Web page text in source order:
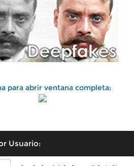
para abrir ventana completa:
Usuario: